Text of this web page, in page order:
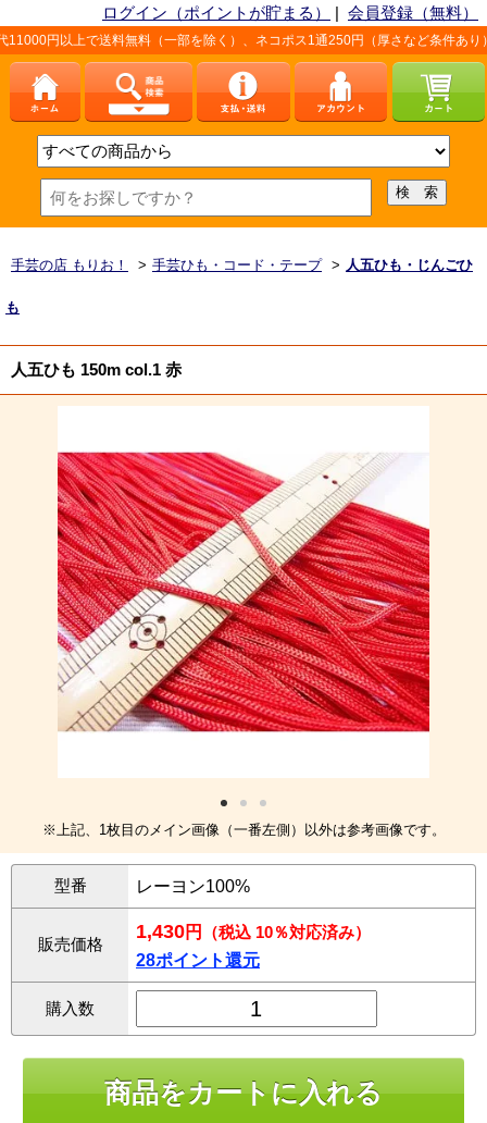
ログイン（ポイントが貯まる） | 会員登録（無料）
料無料（一部を除く）、ネコポス1通250円（厚さなど条件あり）。詳しくは
手芸の店 もりお！ > 手芸ひも・コード・テープ > 人五ひも・じんごひ
も
人五ひも 150m col.1 赤
※上記、1枚目のメイン画像（一番左側）以外は参考画像です。
型番 レーヨン100%
販売価格
1,430円
（税込 10％対応済み）
28ポイント還元
購入数